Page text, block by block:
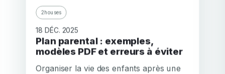
2houses
18 DÉC. 2025
Plan parental : exemples,
modèles PDF et erreurs à éviter
Organiser la vie des enfants après une